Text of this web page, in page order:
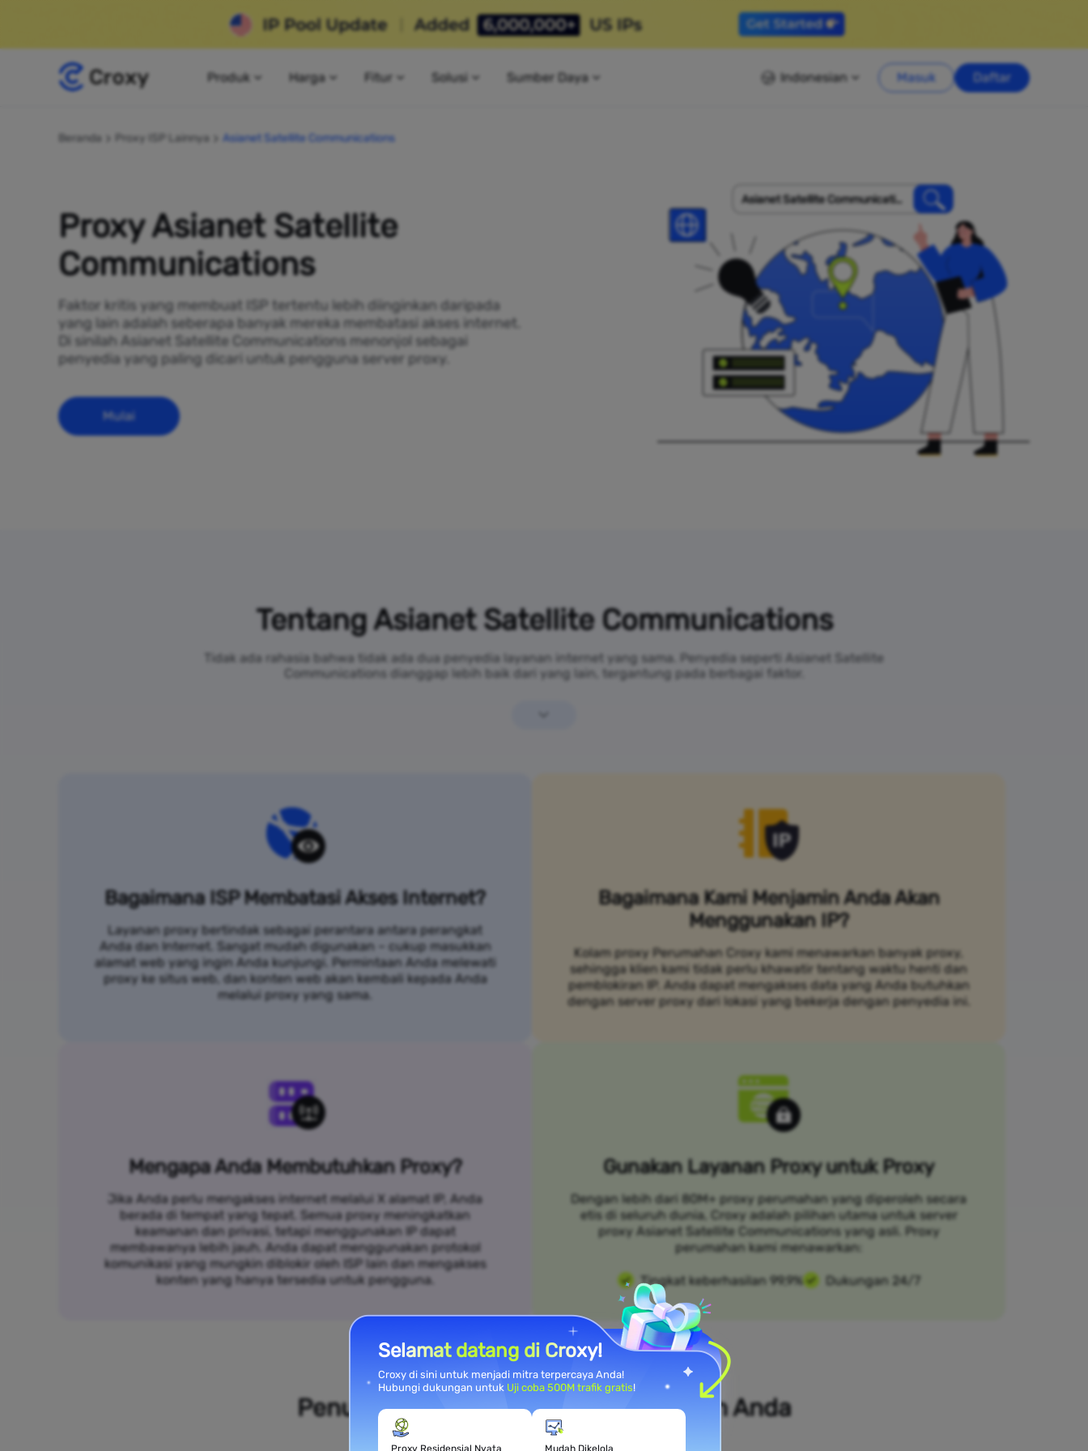
Produk Harga Fitur Solusi Sumber Daya Indonesian Masuk Daftar
Beranda Proxy ISP Lainnya Asianet Satellite Communications
Proxy Asianet Satellite
Communications
Faktor kritis yang membuat ISP tertentu lebih diinginkan daripada
yang lain adalah seberapa banyak mereka membatasi akses internet.
Di sinilah Asianet Satellite Communications menonjol sebagai
penyedia yang paling dicari untuk pengguna server proxy.
Mulai
Asianet Satellite Communicatio
Tentang Asianet Satellite Communications
Tidak ada rahasia bahwa tidak ada dua penyedia layanan internet yang sama. Penyedia seperti Asianet Satellite
Communications dianggap lebih baik dari yang lain, tergantung pada berbagai faktor.
Bagaimana ISP Membatasi Akses Internet?
Layanan proxy bertindak sebagai perantara antara perangkat
Anda dan Internet. Sangat mudah digunakan – cukup masukkan
alamat web yang ingin Anda kunjungi. Permintaan Anda melewati
proxy ke situs web, dan konten web akan kembali kepada Anda
melalui proxy yang sama.
Bagaimana Kami Menjamin Anda Akan
Menggunakan IP?
Kolam proxy Perumahan Croxy kami menawarkan banyak proxy,
sehingga klien kami tidak perlu khawatir tentang waktu henti dan
pemblokiran IP. Anda dapat mengakses data yang Anda butuhkan
dengan server proxy dari lokasi yang bekerja dengan penyedia ini.
Mengapa Anda Membutuhkan Proxy?
Jika Anda perlu mengakses internet melalui X alamat IP, Anda
berada di tempat yang tepat. Semua proxy meningkatkan
keamanan dan privasi, tetapi menggunakan IP dapat
membawanya lebih jauh. Anda dapat menggunakan protokol
komunikasi yang mungkin diblokir oleh ISP lain dan mengakses
konten yang hanya tersedia untuk pengguna.
Gunakan Layanan Proxy untuk Proxy
Dengan lebih dari 80M+ proxy perumahan yang diperoleh secara
etis di seluruh dunia, Croxy adalah pilihan utama untuk server
proxy Asianet Satellite Communications yang asli. Proxy
perumahan kami menawarkan:
Tingkat keberhasilan 99,9% Dukungan 24/7
Penuhi Kebutuhan Kasus Penggunaan Anda
Selamat datang di Croxy!
Croxy di sini untuk menjadi mitra terpercaya Anda!
Hubungi dukungan untuk Uji coba 500M trafik gratis!
Proxy Residensial Nyata Mudah Dikelola